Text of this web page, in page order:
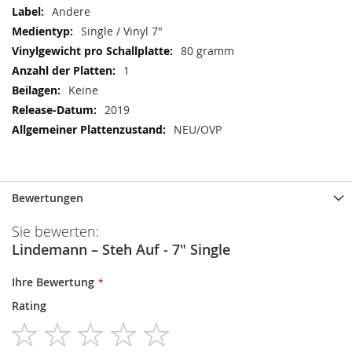
Andere
Single / Vinyl 7"
80 gramm
1
Keine
2019
NEU/OVP
Bewertungen
Sie bewerten:
Lindemann ‎– Steh Auf - 7" Single
Ihre Bewertung
Rating
1
star
2
stars
3
stars
4
stars